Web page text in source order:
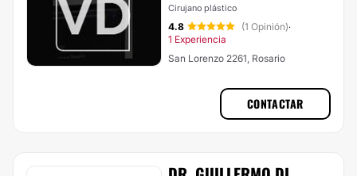
Cirujano plástico
4.8 (1 Opinión)·
1 Experiencia
San Lorenzo 2261, Rosario
CONTACTAR